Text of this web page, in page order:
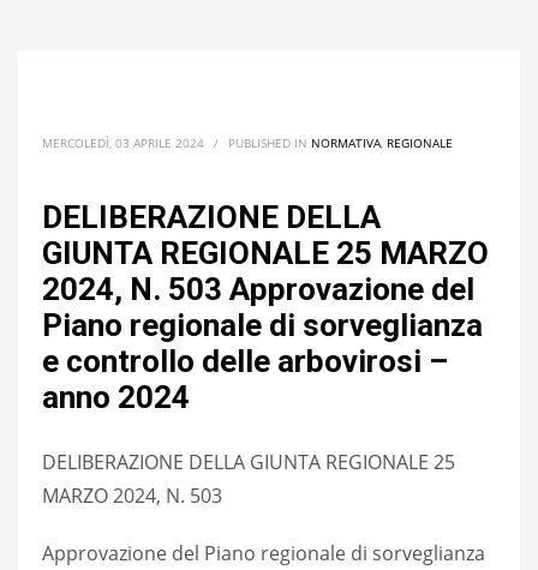
MERCOLEDÌ, 03 APRILE 2024 / PUBLISHED IN NORMATIVA, REGIONALE
DELIBERAZIONE DELLA
GIUNTA REGIONALE 25 MARZO
2024, N. 503 Approvazione del
Piano regionale di sorveglianza
e controllo delle arbovirosi –
anno 2024
DELIBERAZIONE DELLA GIUNTA REGIONALE 25
MARZO 2024, N. 503
Approvazione del Piano regionale di sorveglianza